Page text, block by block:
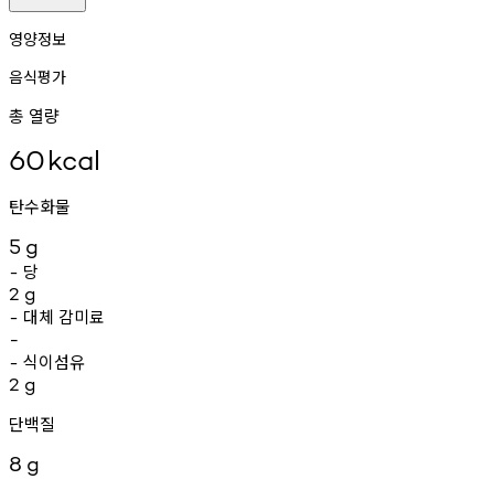
영양정보
음식평가
총 열량
60kcal
탄수화물
5 g
- 당
2 g
- 대체 감미료
-
- 식이섬유
2 g
단백질
8 g